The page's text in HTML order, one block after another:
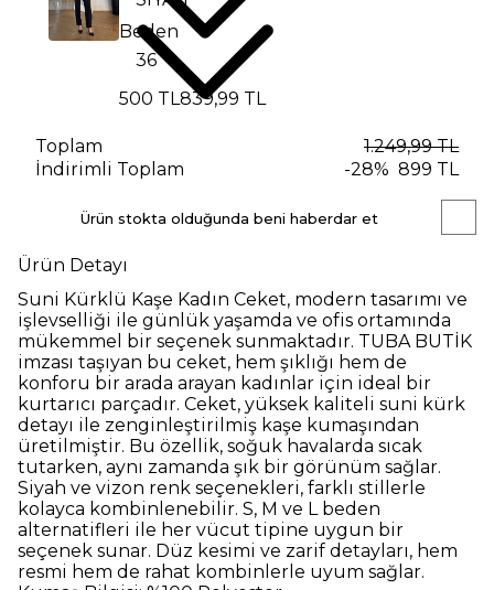
Beden
500 TL839,99 TL
Toplam
1.249,99 TL
İndirimli Toplam
-28% 899 TL
Ürün stokta olduğunda beni haberdar et
Ürün Detayı
Suni Kürklü Kaşe Kadın Ceket, modern tasarımı ve
işlevselliği ile günlük yaşamda ve ofis ortamında
mükemmel bir seçenek sunmaktadır. TUBA BUTİK
imzası taşıyan bu ceket, hem şıklığı hem de
konforu bir arada arayan kadınlar için ideal bir
kurtarıcı parçadır. Ceket, yüksek kaliteli suni kürk
detayı ile zenginleştirilmiş kaşe kumaşından
üretilmiştir. Bu özellik, soğuk havalarda sıcak
tutarken, aynı zamanda şık bir görünüm sağlar.
Siyah ve vizon renk seçenekleri, farklı stillerle
kolayca kombinlenebilir. S, M ve L beden
alternatifleri ile her vücut tipine uygun bir
seçenek sunar. Düz kesimi ve zarif detayları, hem
resmi hem de rahat kombinlerle uyum sağlar.